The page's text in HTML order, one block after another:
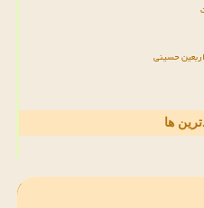
حسینی
ها